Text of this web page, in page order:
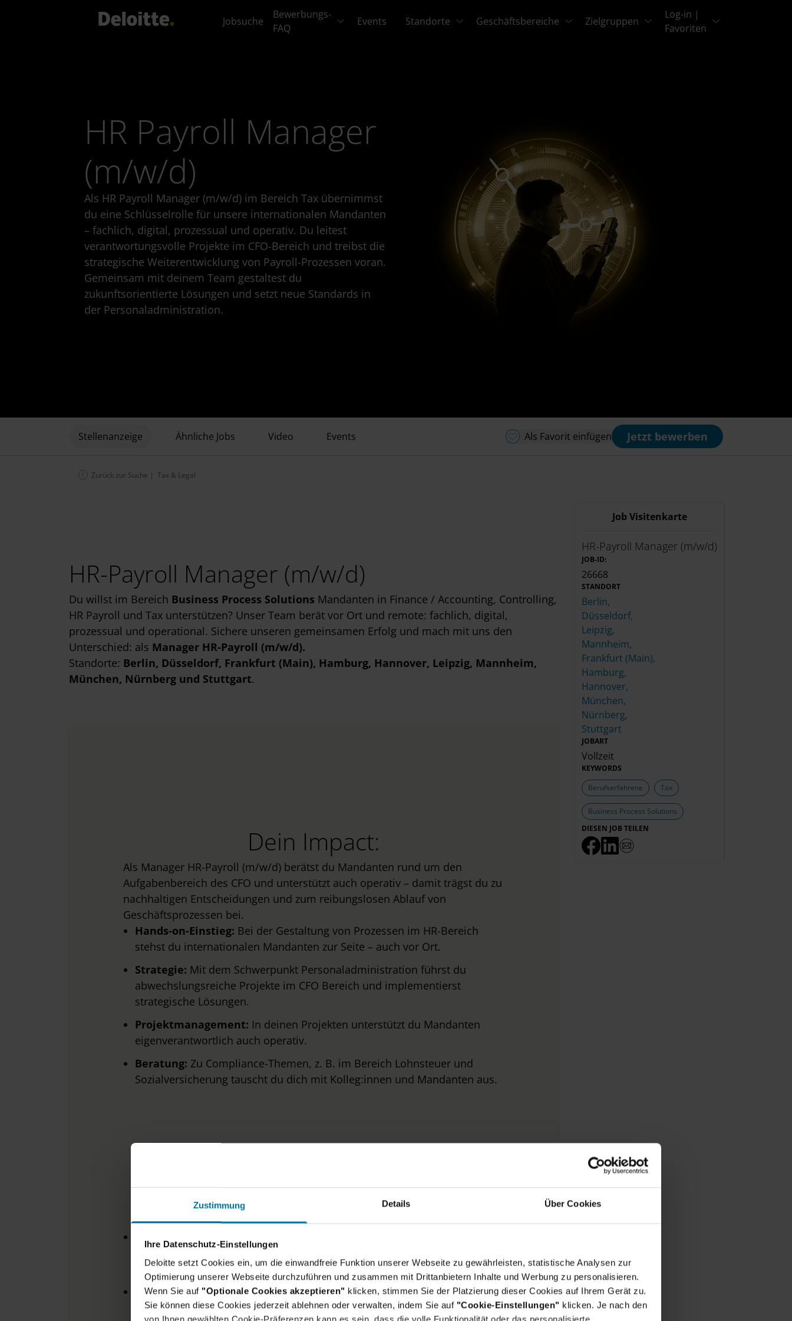
Zustimmung Details Über Cookies
Ihre Datenschutz-Einstellungen
Deloitte setzt Cookies ein, um die einwandfreie Funktion unserer Webseite zu gewährleisten, statistische Analysen zur
Optimierung unserer Webseite durchzuführen und zusammen mit Drittanbietern Inhalte und Werbung zu personalisieren.
Wenn Sie auf "Optionale Cookies akzeptieren" klicken, stimmen Sie der Platzierung dieser Cookies auf Ihrem Gerät zu.
Sie können diese Cookies jederzeit ablehnen oder verwalten, indem Sie auf "Cookie-Einstellungen" klicken. Je nach den
Jobsuche
Bewerbungs-
FAQ
Events Standorte Geschäftsbereiche Zielgruppen
Log-in |
Favoriten
HR Payroll Manager
(m/w/d)
Als HR Payroll Manager (m/w/d) im Bereich Tax übernimmst
du eine Schlüsselrolle für unsere internationalen Mandanten
– fachlich, digital, prozessual und operativ. Du leitest
verantwortungsvolle Projekte im CFO-Bereich und treibst die
strategische Weiterentwicklung von Payroll-Prozessen voran.
Gemeinsam mit deinem Team gestaltest du
zukunftsorientierte Lösungen und setzt neue Standards in
der Personaladministration.
Stellenanzeige Ähnliche Jobs Video Events Als Favorit einfügen Jetzt bewerben
Zurück zur Suche | Tax & Legal
HR-Payroll Manager (m/w/d)
Du willst im Bereich Business Process Solutions Mandanten in Finance / Accounting, Controlling,
HR Payroll und Tax unterstützen? Unser Team berät vor Ort und remote: fachlich, digital,
prozessual und operational. Sichere unseren gemeinsamen Erfolg und mach mit uns den
Unterschied: als Manager HR-Payroll (m/w/d).
Standorte: Berlin, Düsseldorf, Frankfurt (Main), Hamburg, Hannover, Leipzig, Mannheim,
München, Nürnberg und Stuttgart.
Dein Impact:
Als Manager HR-Payroll (m/w/d) berätst du Mandanten rund um den
Aufgabenbereich des CFO und unterstützt auch operativ – damit trägst du zu
nachhaltigen Entscheidungen und zum reibungslosen Ablauf von
Geschäftsprozessen bei.
Hands-on-Einstieg: Bei der Gestaltung von Prozessen im HR-Bereich
stehst du internationalen Mandanten zur Seite – auch vor Ort.
Strategie: Mit dem Schwerpunkt Personaladministration führst du
abwechslungsreiche Projekte im CFO Bereich und implementierst
strategische Lösungen.
Projektmanagement: In deinen Projekten unterstützt du Mandanten
eigenverantwortlich auch operativ.
Beratung: Zu Compliance-Themen, z. B. im Bereich Lohnsteuer und
Sozialversicherung tauscht du dich mit Kolleg:innen und Mandanten aus.
Personalwirtschaft, Steuern oder Accounting, alternativ abgeschlossene
Berufsausbildung mit entsprechender Weiterbildung
Mehrjährige Berufserfahrungim operativen Personalwesen, Lohn- und
Sozialversicherungsrecht sowie in der Anwendung des Arbeitsrechts im
Job Visitenkarte
HR-Payroll Manager (m/w/d)
JOB-ID:
26668
STANDORT
Berlin,
Düsseldorf,
Leipzig,
Mannheim,
Frankfurt (Main),
Hamburg,
Hannover,
München,
Nürnberg,
Stuttgart
JOBART
Vollzeit
KEYWORDS
Berufserfahrene
Tax
Business Process Solutions
DIESEN JOB TEILEN